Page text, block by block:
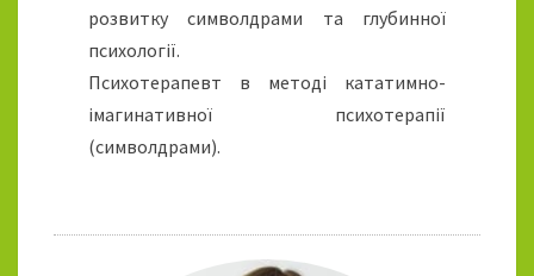
розвитку символдрами та глубинної
психології.
Психотерапевт в методі кататимно-
імагинативної психотерапії
(символдрами).